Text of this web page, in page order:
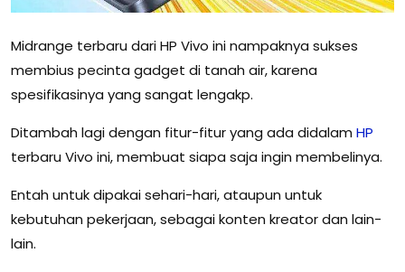
Midrange terbaru dari HP Vivo ini nampaknya sukses
membius pecinta gadget di tanah air, karena
spesifikasinya yang sangat lengakp.
Ditambah lagi dengan fitur-fitur yang ada didalam HP
terbaru Vivo ini, membuat siapa saja ingin membelinya.
Entah untuk dipakai sehari-hari, ataupun untuk
kebutuhan pekerjaan, sebagai konten kreator dan lain-
lain.